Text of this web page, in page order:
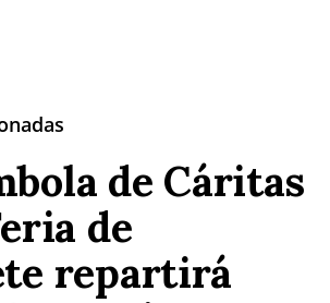
de Cáritas
de
repartirá